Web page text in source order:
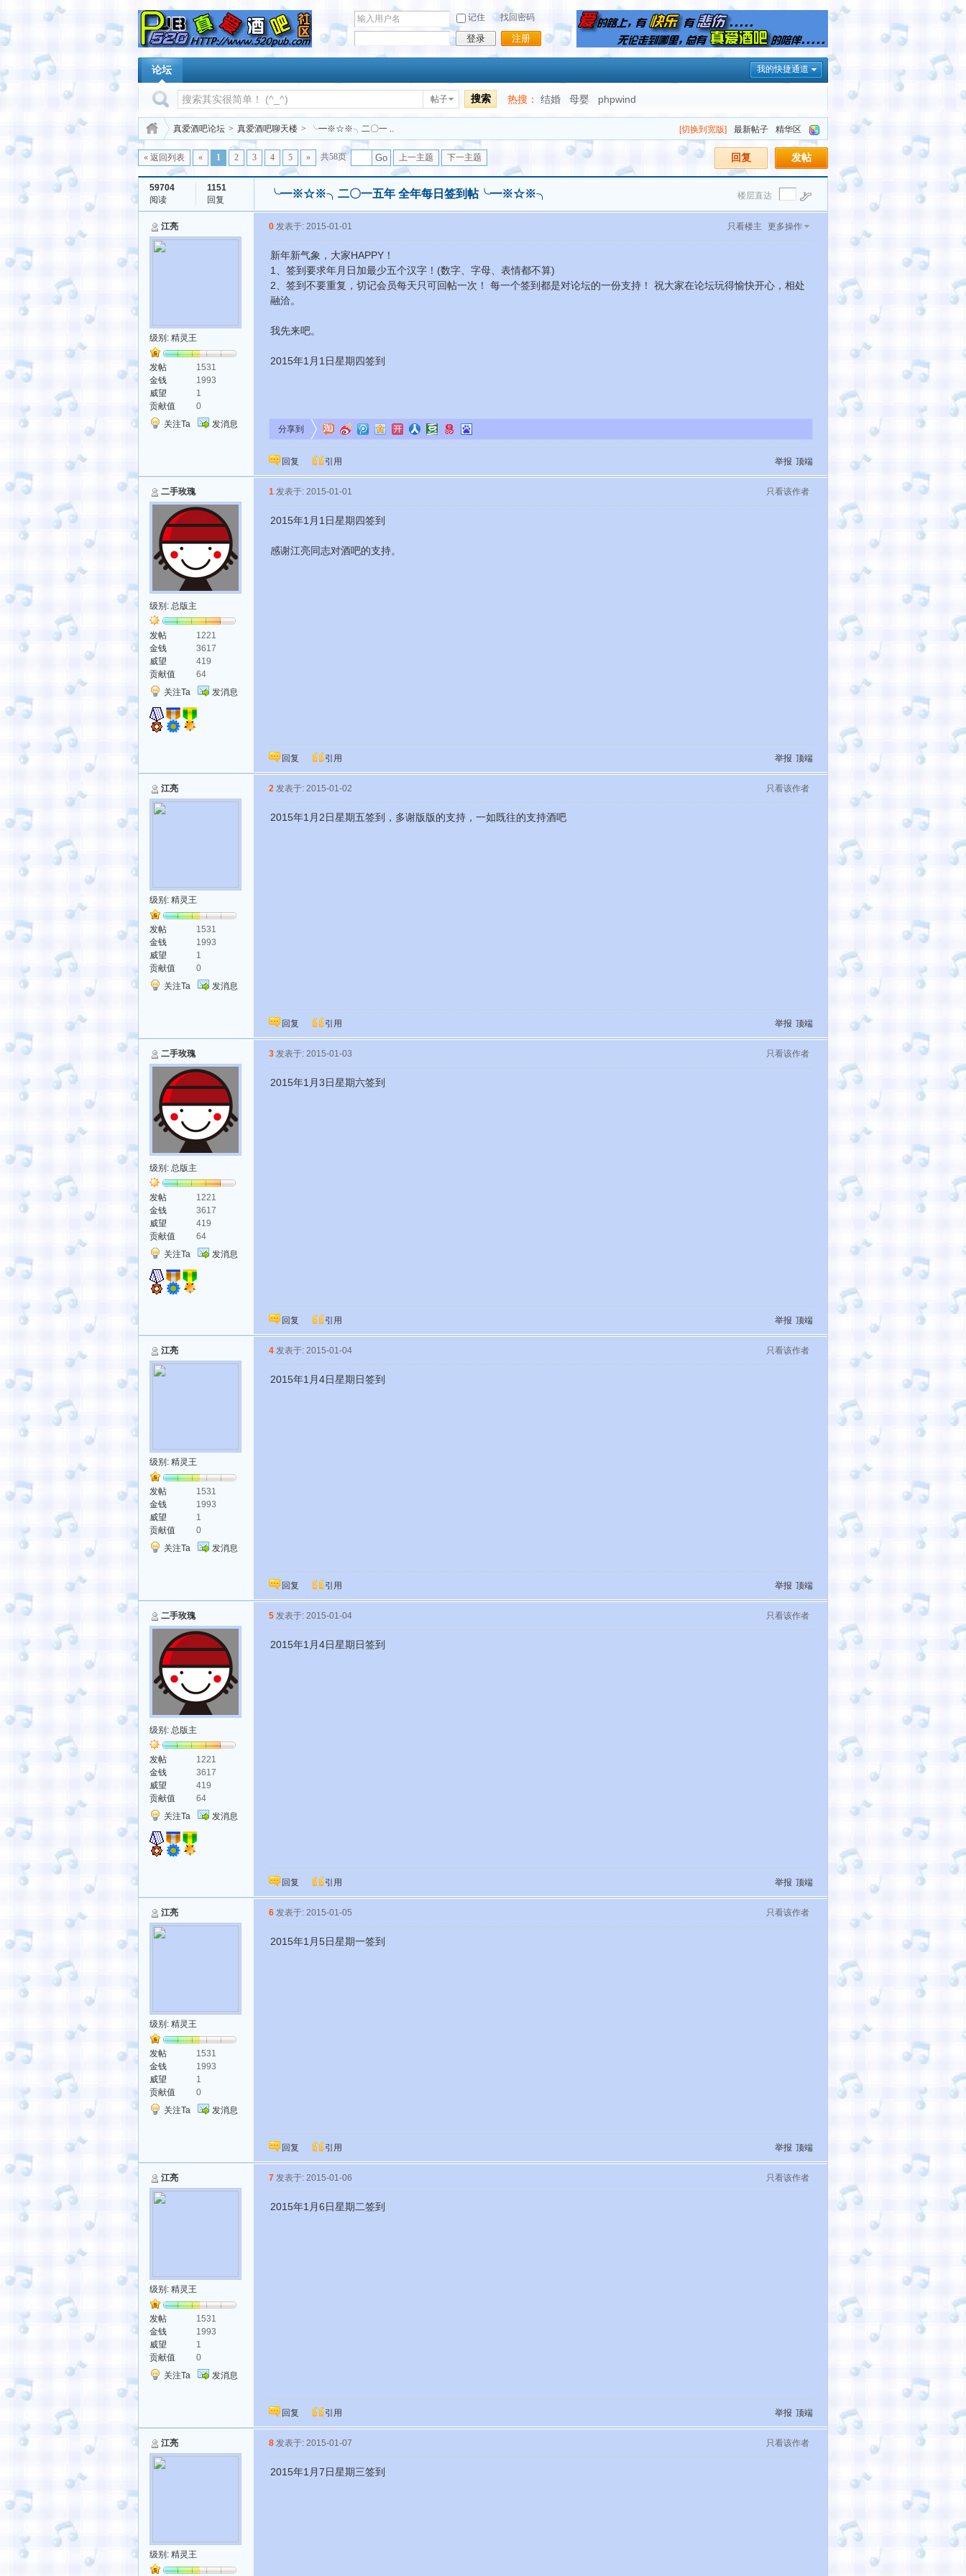
记住 找回密码
登录 注册
我的快捷通道
论坛
帖子 搜索 热搜： 结婚 母婴 phpwind
[切换到宽版] 最新帖子 精华区
真爱酒吧论坛 > 真爱酒吧聊天楼 > ╰━※☆※╮二〇一 ..
发帖
回复
« 返回列表 « 1 2 3 4 5 » 共58页 Go 上一主题 下一主题
59704
阅读
1151
回复
╰━※☆※╮二〇一五年 全年每日签到帖╰━※☆※╮ 楼层直达
江亮
级别: 精灵王
发帖
1531
金钱
1993
威望
1
贡献值
0
关注Ta
发消息
只看楼主 更多操作
0 发表于: 2015-01-01
新年新气象，大家HAPPY！
1、签到要求年月日加最少五个汉字！(数字、字母、表情都不算)
2、签到不要重复，切记会员每天只可回帖一次！ 每一个签到都是对论坛的一份支持！ 祝大家在论坛玩得愉快开心，相处
融洽。
我先来吧。
2015年1月1日星期四签到
分享到
回复 引用 举报 顶端
二手玫瑰
级别: 总版主
发帖
1221
金钱
3617
威望
419
贡献值
64
关注Ta
发消息
只看该作者
1 发表于: 2015-01-01
2015年1月1日星期四签到
感谢江亮同志对酒吧的支持。
回复 引用 举报 顶端
江亮
级别: 精灵王
发帖
1531
金钱
1993
威望
1
贡献值
0
关注Ta
发消息
只看该作者
2 发表于: 2015-01-02
2015年1月2日星期五签到，多谢版版的支持，一如既往的支持酒吧
回复 引用 举报 顶端
二手玫瑰
级别: 总版主
发帖
1221
金钱
3617
威望
419
贡献值
64
关注Ta
发消息
只看该作者
3 发表于: 2015-01-03
2015年1月3日星期六签到
回复 引用 举报 顶端
江亮
级别: 精灵王
发帖
1531
金钱
1993
威望
1
贡献值
0
关注Ta
发消息
只看该作者
4 发表于: 2015-01-04
2015年1月4日星期日签到
回复 引用 举报 顶端
二手玫瑰
级别: 总版主
发帖
1221
金钱
3617
威望
419
贡献值
64
关注Ta
发消息
只看该作者
5 发表于: 2015-01-04
2015年1月4日星期日签到
回复 引用 举报 顶端
江亮
级别: 精灵王
发帖
1531
金钱
1993
威望
1
贡献值
0
关注Ta
发消息
只看该作者
6 发表于: 2015-01-05
2015年1月5日星期一签到
回复 引用 举报 顶端
江亮
级别: 精灵王
发帖
1531
金钱
1993
威望
1
贡献值
0
关注Ta
发消息
只看该作者
7 发表于: 2015-01-06
2015年1月6日星期二签到
回复 引用 举报 顶端
江亮
级别: 精灵王
只看该作者
8 发表于: 2015-01-07
2015年1月7日星期三签到